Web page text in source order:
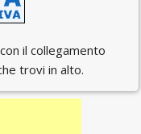
il collegamento
trovi in alto.